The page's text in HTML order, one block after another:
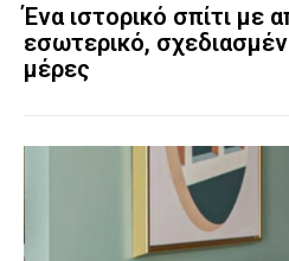
Ένα ιστορικό σπίτι με
εσωτερικό,
μέρες